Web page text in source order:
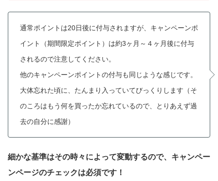
通常ポイントは20日後に付与されますが、キャンペーンポ
イント（期間限定ポイント）は約3ヶ月～４ヶ月後に付与
されるので注意してください。
他のキャンペーンポイントの付与も同じような感じです。
大体忘れた頃に、たんまり入っていてびっくりします（そ
のころはもう何を買ったか忘れているので、とりあえず過
去の自分に感謝）
細かな基準はその時々によって変動するので、キャンペー
ンページのチェックは必須です！